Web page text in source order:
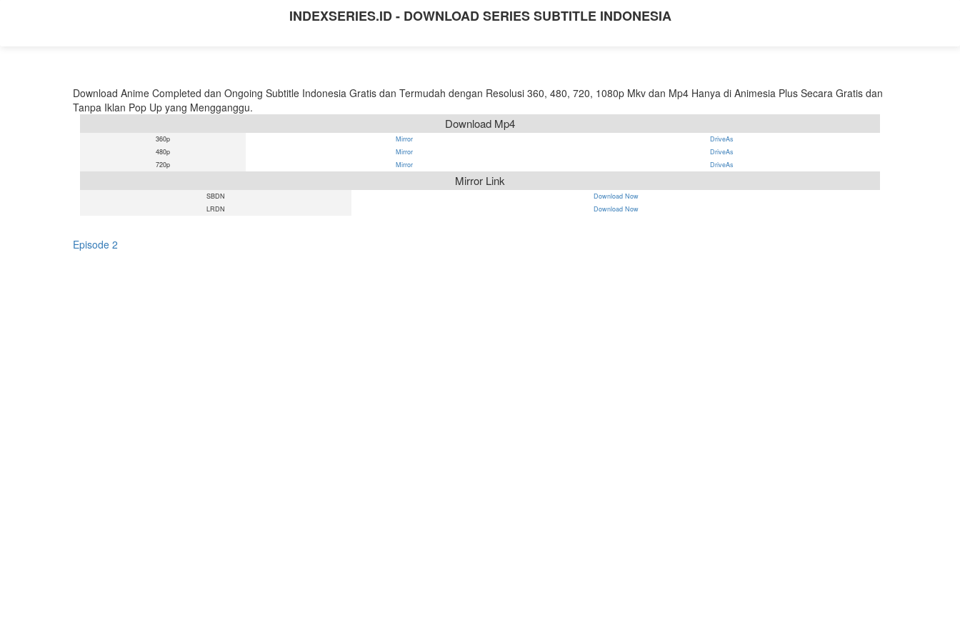
INDEXSERIES.ID - DOWNLOAD SERIES SUBTITLE INDONESIA
Download Anime Completed dan Ongoing Subtitle Indonesia Gratis dan Termudah dengan Resolusi 360, 480, 720, 1080p Mkv dan Mp4 Hanya di Animesia Plus Secara Gratis dan
Tanpa Iklan Pop Up yang Mengganggu.
Download Mp4
360p Mirror
DriveAs
480p
Mirror
DriveAs
720p
Mirror DriveAs
Mirror Link
SBDN
Download Now
LRDN
Download Now
Episode 2